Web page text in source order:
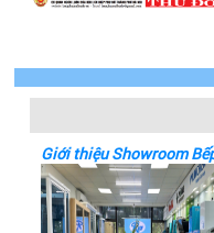
Giới thiệu Showroom